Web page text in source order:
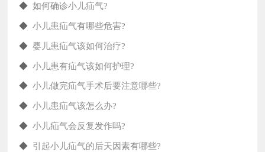
◆如何确诊小儿疝气?
◆小儿患疝气有哪些危害?
◆婴儿患疝气该如何治疗?
◆小儿患有疝气该如何护理?
◆小儿做完疝气手术后要注意哪些?
◆小儿患疝气该怎么办?
◆小儿疝气会反复发作吗?
◆ 引起小儿疝气的后天因素有哪些?